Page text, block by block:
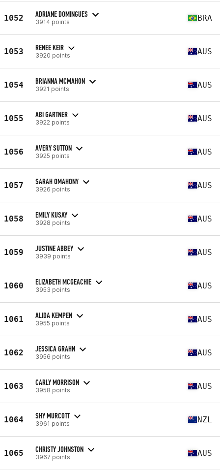
1052 ADRIANE DOMINGUES
3914 points BRA
1053 RENEE KEIR
3920 points AUS
1054 BRIANNA MCMAHON
3921 points AUS
1055 ABI GARTNER
3922 points AUS
1056 AVERY SUTTON
3925 points AUS
1057 SARAH OMAHONY
3926 points AUS
1058 EMILY KUSAY
3928 points AUS
1059 JUSTINE ABBEY
3939 points AUS
1060 ELIZABETH MCGEACHIE
3953 points AUS
1061 ALIDA KEMPEN
3955 points AUS
1062 JESSICA GRAHN
3956 points AUS
1063 CARLY MORRISON
3958 points AUS
1064 SHY MURCOTT
3961 points NZL
1065 CHRISTY JOHNSTON
3967 points AUS